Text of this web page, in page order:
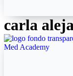
carla